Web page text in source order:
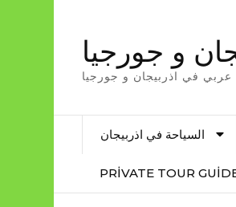
(Enter
tuşuna
و جورجيا
عربي في اذربيجان و جورجيا
السياحة في اذربيجان
PRIVATE TOUR